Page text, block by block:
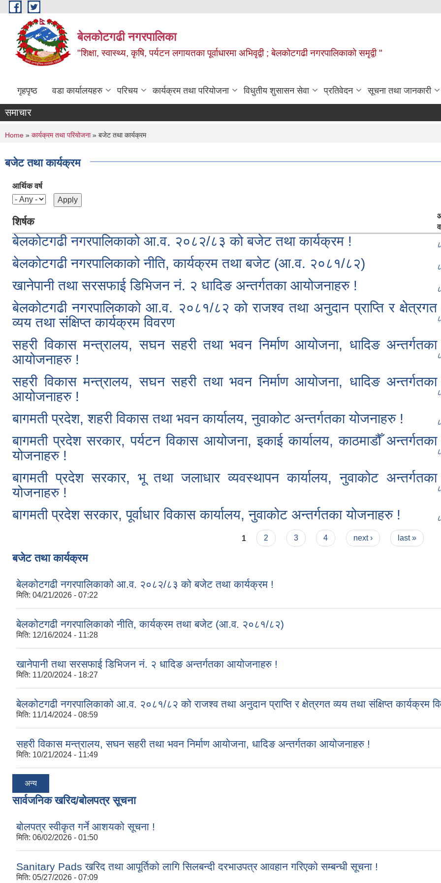
Skip to main content
बेलकोटगढी नगरपालिका
"शिक्षा, स्वास्थ्य, कृषि, पर्यटन लगायतका पूर्वाधारमा अभिवृद्वी ; बेलकोटगढी नगरपालिकाको समृद्वी "
गृहपृष्ठ वडा कार्यालयहरु परिचय कार्यक्रम तथा परियोजना विधुतीय शुसासन सेवा प्रतिवेदन सूचना तथा जानकारी
समाचार
You are here
Home » कार्यक्रम तथा परियोजना» बजेट तथा कार्यक्रम
बजेट तथा कार्यक्रम
आर्थिक वर्ष
शिर्षक
बेलकोटगढी नगरपालिकाको आ.व. २०८२/८३ को बजेट तथा कार्यक्रम !
बेलकोटगढी नगरपालिकाको नीति, कार्यक्रम तथा बजेट (आ.व. २०८१/८२)
खानेपानी तथा सरसफाई डिभिजन नं. २ धादिङ अन्तर्गतका आयोजनाहरु !
बेलकोटगढी नगरपालिकाको आ.व. २०८१/८२ को राजश्व तथा अनुदान प्राप्ति र क्षेत्रगत
व्यय तथा संक्षिप्त कार्यक्रम विवरण
सहरी विकास मन्त्रालय, सघन सहरी तथा भवन निर्माण आयोजना, धादिङ अन्तर्गतका
आयोजनाहरु !
सहरी विकास मन्त्रालय, सघन सहरी तथा भवन निर्माण आयोजना, धादिङ अन्तर्गतका
आयोजनाहरु !
बागमती प्रदेश, शहरी विकास तथा भवन कार्यालय, नुवाकोट अन्तर्गतका योजनाहरु !
बागमती प्रदेश सरकार, पर्यटन विकास आयोजना, इकाई कार्यालय, काठमाडौँ अन्तर्गतका
योजनाहरु !
बागमती प्रदेश सरकार, भू तथा जलाधार व्यवस्थापन कार्यालय, नुवाकोट अन्तर्गतका
योजनाहरु !
बागमती प्रदेश सरकार, पूर्वाधार विकास कार्यालय, नुवाकोट अन्तर्गतका योजनाहरु !
1 2 3 4 next › last »
बजेट तथा कार्यक्रम
बेलकोटगढी नगरपालिकाको आ.व. २०८२/८३ को बजेट तथा कार्यक्रम !
मिति: 04/21/2026 - 07:22
बेलकोटगढी नगरपालिकाको नीति, कार्यक्रम तथा बजेट (आ.व. २०८१/८२)
मिति: 12/16/2024 - 11:28
खानेपानी तथा सरसफाई डिभिजन नं. २ धादिङ अन्तर्गतका आयोजनाहरु !
मिति: 11/20/2024 - 18:27
बेलकोटगढी नगरपालिकाको आ.व. २०८१/८२ को राजश्व तथा अनुदान प्राप्ति र क्षेत्रगत व्यय तथा संक्षिप्त कार्यक्रम
मिति: 11/14/2024 - 08:59
सहरी विकास मन्त्रालय, सघन सहरी तथा भवन निर्माण आयोजना, धादिङ अन्तर्गतका आयोजनाहरु !
मिति: 10/21/2024 - 11:49
अन्य
सार्वजनिक खरिद/बोलपत्र सूचना
बोलपत्र स्वीकृत गर्ने आशयको सूचना !
मिति: 06/02/2026 - 01:50
Sanitary Pads खरिद तथा आपूर्तिको लागि सिलबन्दी दरभाउपत्र आवहान गरिएको सम्बन्धी सूचना !
मिति: 05/27/2026 - 07:09